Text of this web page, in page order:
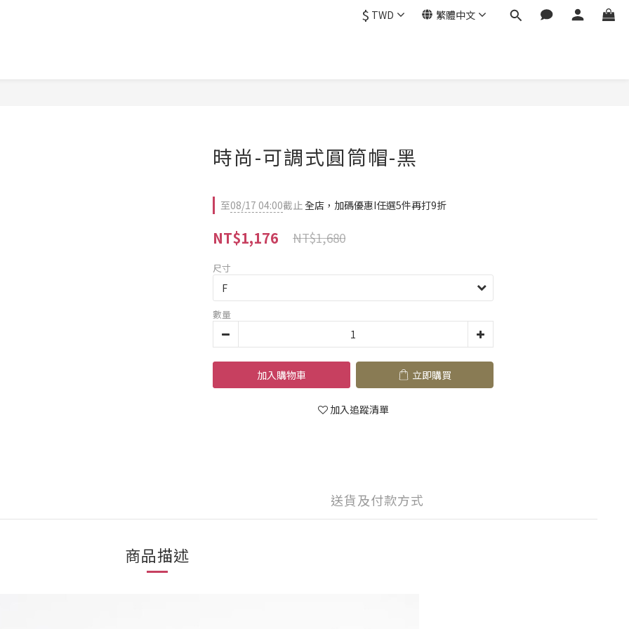
$ TWD 繁體中文
時尚-可調式圓筒帽-黑
至08/17 04:00截止全店，加碼優惠I任選5件再打9折
NT$1,176 NT$1,680
尺寸
數量
加入購物車 立即購買
加入追蹤清單
送貨及付款方式
商品描述